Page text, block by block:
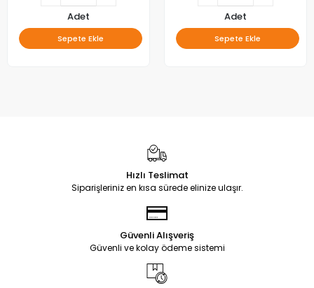
Adet
Sepete Ekle
Adet
Sepete Ekle
Hızlı Teslimat
Siparişleriniz en kısa sürede elinize ulaşır.
Güvenli Alışveriş
Güvenli ve kolay ödeme sistemi